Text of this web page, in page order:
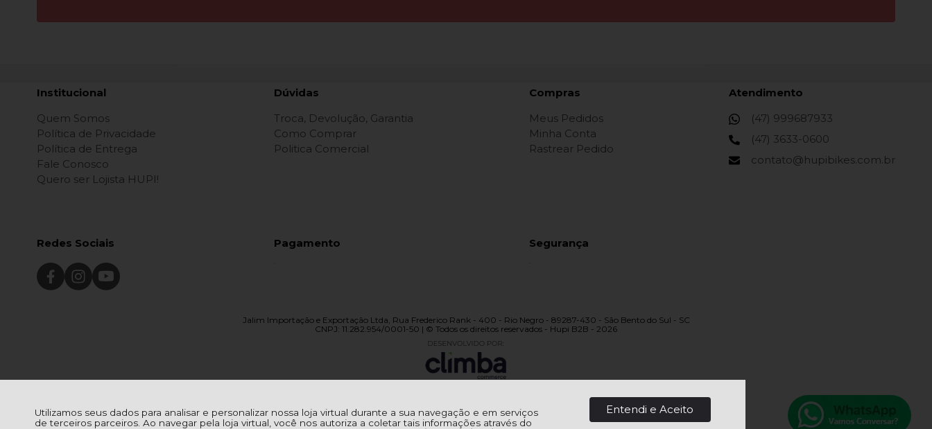
Utilizamos seus dados para analisar e personalizar nossa loja virtual durante a sua navegação e em serviços
de terceiros parceiros. Ao navegar pela loja virtual, você nos autoriza a coletar tais informações através do
Entendi e Aceito
Institucional
Quem Somos
Política de Privacidade
Política de Entrega
Fale Conosco
Quero ser Lojista HUPI!
Dúvidas
Troca, Devolução, Garantia
Como Comprar
Politica Comercial
Compras
Meus Pedidos
Minha Conta
Rastrear Pedido
Atendimento
(47) 999687933
(47) 3633-0600
contato@hupibikes.com.br
Redes Sociais Pagamento Segurança
Jalim Importação e Exportação Ltda, Rua Frederico Rank - 400 - Rio Negro - 89287-430 - São Bento do Sul - SC
CNPJ: 11.282.954/0001-50 | © Todos os direitos reservados - Hupi B2B - 2026